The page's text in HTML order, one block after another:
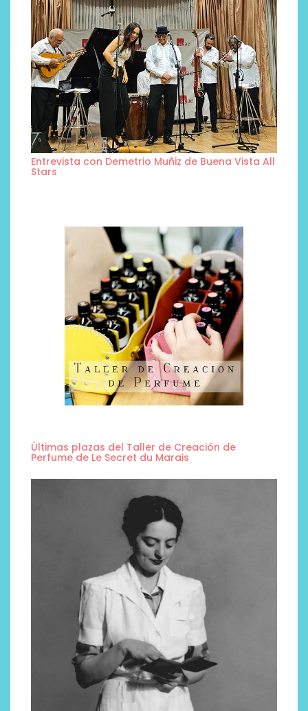
Entrevista con Demetrio Muñiz de Buena Vista All
Stars
Últimas plazas del Taller de Creación de
Perfume de Le Secret du Marais